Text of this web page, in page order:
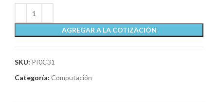
AGREGAR A LA COTIZACIÓN
SKU: PI0C31
Categoría: Computación